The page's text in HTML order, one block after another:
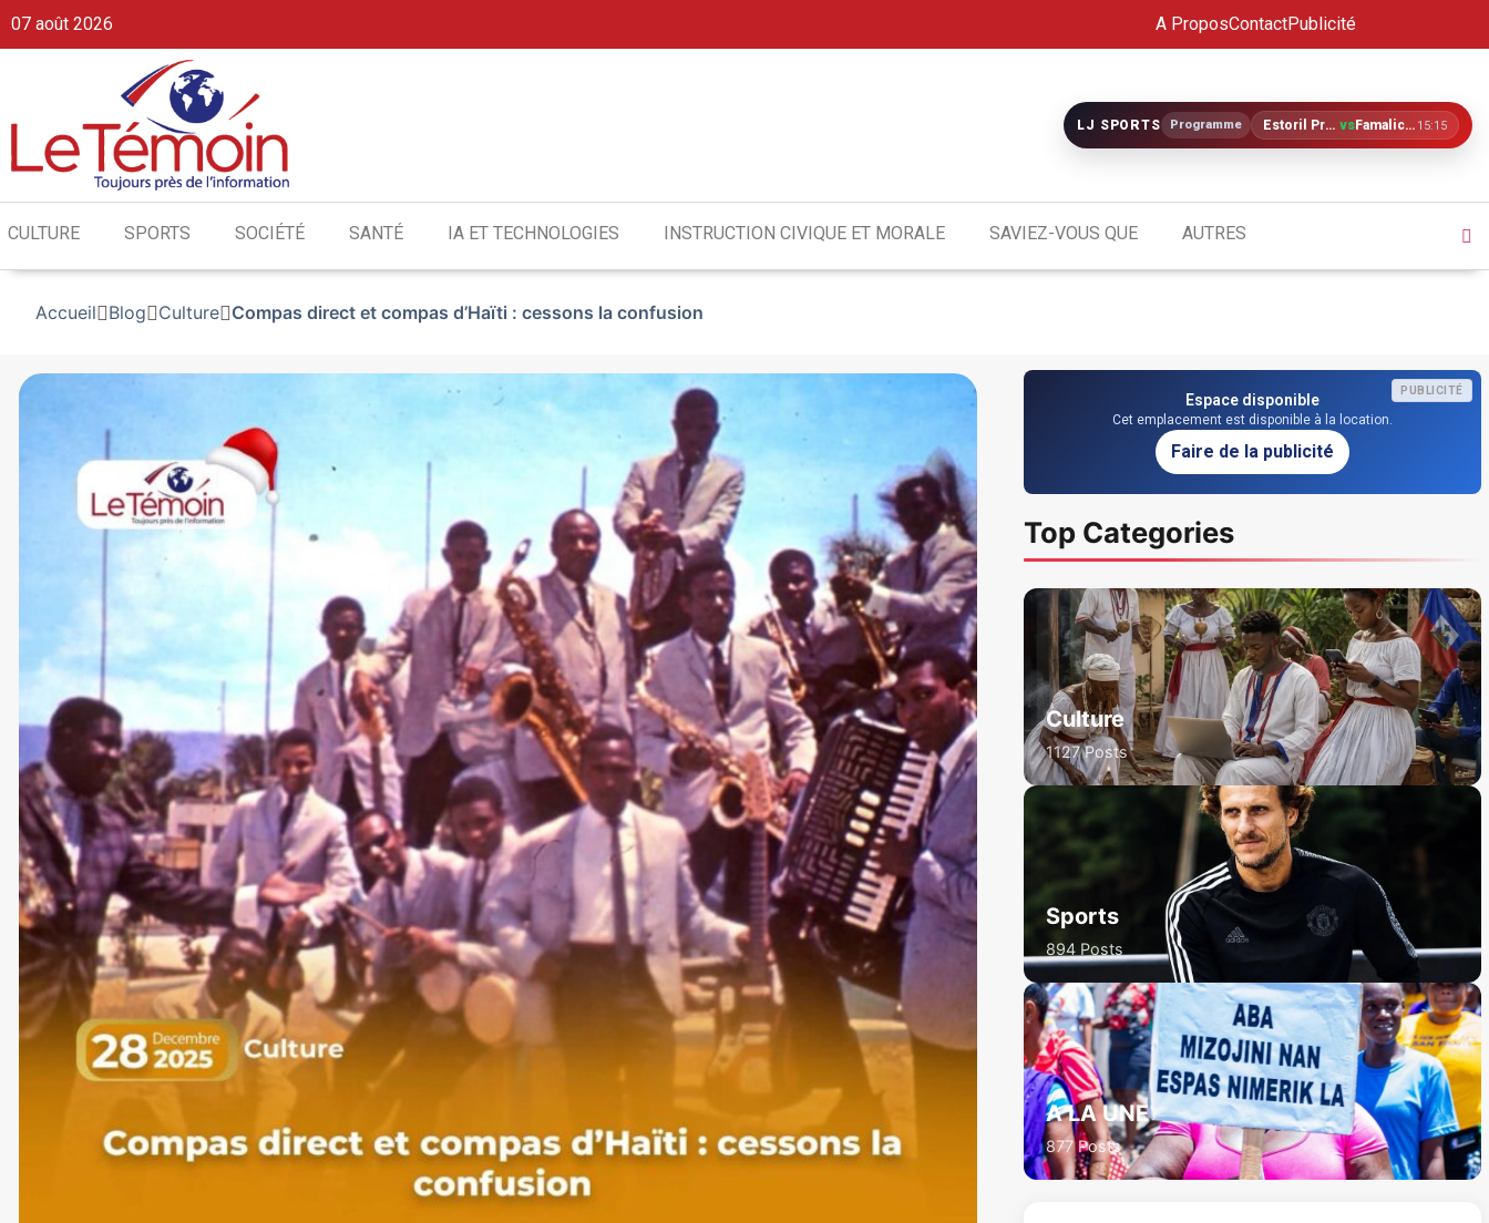
07 août 2026 A ProposContactPublicité
LJ SPORTS Programme Estoril Praia vs Famalicão 15:15
CULTURE SPORTS SOCIÉTÉ SANTÉ IA ET TECHNOLOGIES INSTRUCTION CIVIQUE ET MORALE SAVIEZ-VOUS QUE AUTRES
Accueil Blog Culture Compas direct et compas d’Haïti : cessons la confusion
PUBLICITÉ
Espace disponible
Cet emplacement est disponible à la location.
Faire de la publicité
Top Categories
Culture
1127 Posts
Sports
894 Posts
A LA UNE
877 Posts